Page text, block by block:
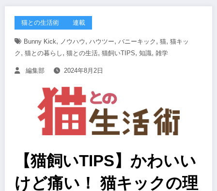
猫との生活術 連載
Bunny Kick, ノウハウ , ハウツー, バニーキック , 猫, 猫キッ
ク , 猫との暮らし , 猫との生活, 猫飼いTIPS, 知識, 雑学
編集部 2024年8月2日
【猫飼いTIPS】かわいい
けど痛い！ 猫キックの理